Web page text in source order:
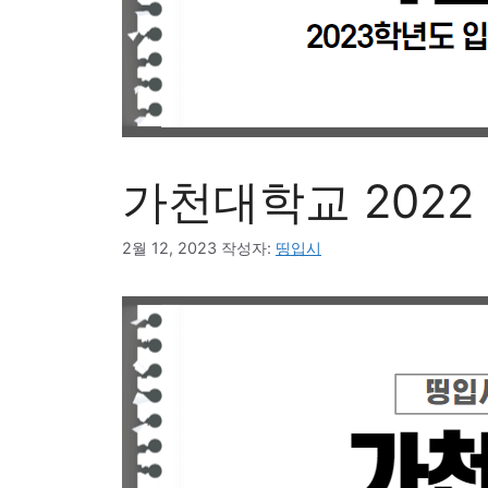
가천대학교 2022
2월 12, 2023 작성자: 띵입시